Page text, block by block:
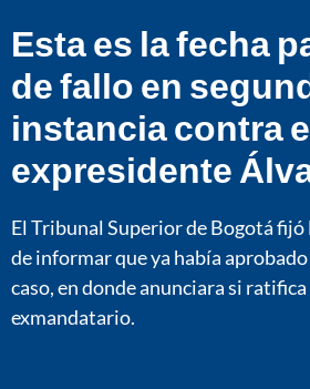
Esta es la fecha
de fallo en
instancia contra
expresidente
El Tribunal Superior de Bogotá fijó
de informar que ya había
caso, en donde anunciara si
exmandatario.